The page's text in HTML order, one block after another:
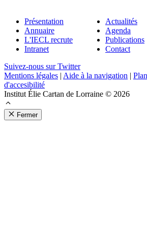
Présentation
Annuaire
L'IECL recrute
Intranet
Actualités
Agenda
Publications
Contact
Suivez-nous sur Twitter
Mentions légales | Aide à la navigation |
d'accesibilité
Institut Élie Cartan de Lorraine © 2026
Fermer